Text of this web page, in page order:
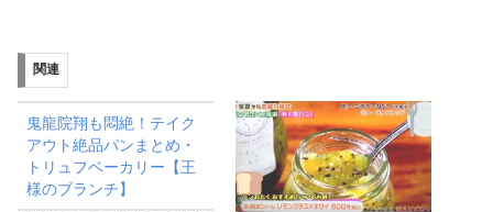
関連
鬼龍院翔も悶絶！テイク
アウト絶品パンまとめ・
トリュフベーカリー【王
様のブランチ】